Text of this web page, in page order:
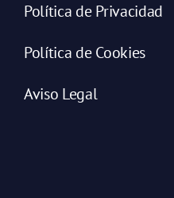
Política de Privacidad
Política de Cookies
Aviso Legal